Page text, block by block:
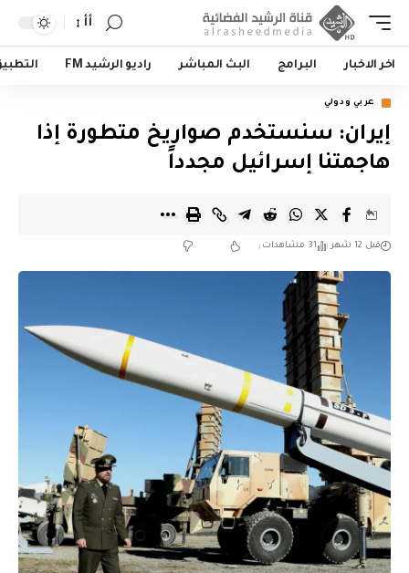
أأ
اخر الاخبار البرامج البث المباشر راديو الرشيد FM
عربي ودولي
إيران: سنستخدم صواريخ متطورة إذا
هاجمتنا إسرائيل مجدداً
قبل 12 شهر 31 مشاهدات